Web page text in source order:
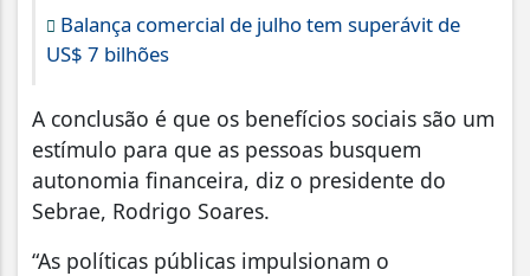
Balança comercial de julho tem superávit de
US$ 7 bilhões
A conclusão é que os benefícios sociais são um
estímulo para que as pessoas busquem
autonomia financeira, diz o presidente do
Sebrae, Rodrigo Soares.
“As políticas públicas impulsionam o